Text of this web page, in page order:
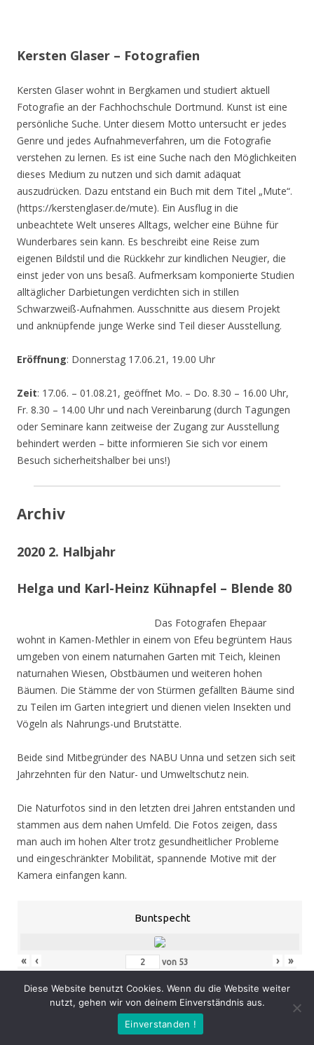
Kersten Glaser – Fotografien
Kersten Glaser wohnt in Bergkamen und studiert aktuell
Fotografie an der Fachhochschule Dortmund. Kunst ist eine
persönliche Suche. Unter diesem Motto untersucht er jedes
Genre und jedes Aufnahmeverfahren, um die Fotografie
verstehen zu lernen. Es ist eine Suche nach den Möglichkeiten
dieses Medium zu nutzen und sich damit adäquat
auszudrücken. Dazu entstand ein Buch mit dem Titel „Mute“.
(https://kerstenglaser.de/mute). Ein Ausflug in die
unbeachtete Welt unseres Alltags, welcher eine Bühne für
Wunderbares sein kann. Es beschreibt eine Reise zum
eigenen Bildstil und die Rückkehr zur kindlichen Neugier, die
einst jeder von uns besaß. Aufmerksam komponierte Studien
alltäglicher Darbietungen verdichten sich in stillen
Schwarzweiß-Aufnahmen. Ausschnitte aus diesem Projekt
und anknüpfende junge Werke sind Teil dieser Ausstellung.
Eröffnung: Donnerstag 17.06.21, 19.00 Uhr
Zeit: 17.06. – 01.08.21, geöffnet Mo. – Do. 8.30 – 16.00 Uhr,
Fr. 8.30 – 14.00 Uhr und nach Vereinbarung (durch Tagungen
oder Seminare kann zeitweise der Zugang zur Ausstellung
behindert werden – bitte informieren Sie sich vor einem
Besuch sicherheitshalber bei uns!)
Archiv
2020 2. Halbjahr
Helga und Karl-Heinz Kühnapfel – Blende 80
Das Fotografen Ehepaar
wohnt in Kamen-Methler in einem von Efeu begrüntem Haus
umgeben von einem naturnahen Garten mit Teich, kleinen
naturnahen Wiesen, Obstbäumen und weiteren hohen
Bäumen. Die Stämme der von Stürmen gefällten Bäume sind
zu Teilen im Garten integriert und dienen vielen Insekten und
Vögeln als Nahrungs-und Brutstätte.
Beide sind Mitbegründer des NABU Unna und setzen sich seit
Jahrzehnten für den Natur- und Umweltschutz nein.
Die Naturfotos sind in den letzten drei Jahren entstanden und
stammen aus dem nahen Umfeld. Die Fotos zeigen, dass
man auch im hohen Alter trotz gesundheitlicher Probleme
und eingeschränkter Mobilität, spannende Motive mit der
Kamera einfangen kann.
Buntspecht
« ‹ von 53 › »
: Donnerstag 05.11.20, 19.00 Uhr
: 05.11. – 07.02.21, geöffnet Mo. – Do. 8.30 – 16.00 Uhr,
Diese Website benutzt Cookies. Wenn du die Website weiter
nutzt, gehen wir von deinem Einverständnis aus.
Einverstanden !